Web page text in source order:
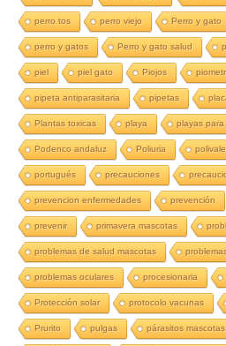
perro tos perro viejo Perro y gato
perro y gatos Perro y gato salud
piel piel gato Piojos
pipeta antiparasitaria pipetas
Plantas toxicas playa playas para
Podenco andaluz Poliuria
portugués precauciones
prevencion enfermedades prevención
prevenir primavera mascotas
problemas de salud mascotas
problemas oculares procesionaria
Protección solar protocolo vacunas
Prurito pulgas párasitos mascotas